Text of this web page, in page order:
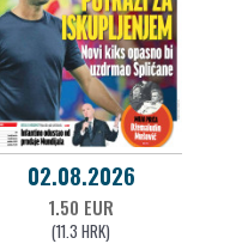
02.08.2026
1.50 EUR
(11.3 HRK)